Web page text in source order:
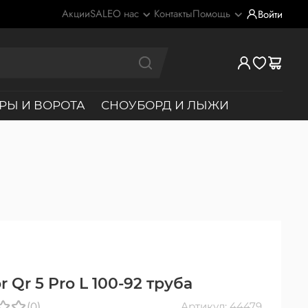
АкцииSALEО нас КонтактыПомощь Войти
И ВОРОТА СНОУБОРД И ЛЫЖИ
Qr 5 Pro L 100-92 труба